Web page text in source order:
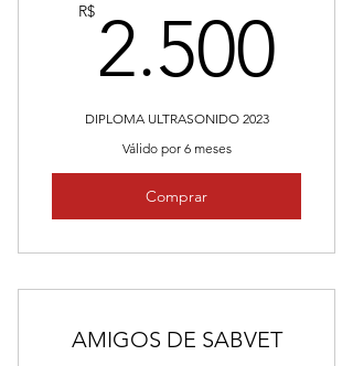
R$ 2.500
DIPLOMA ULTRASONIDO 2023
Válido por 6 meses
Comprar
AMIGOS DE SABVET